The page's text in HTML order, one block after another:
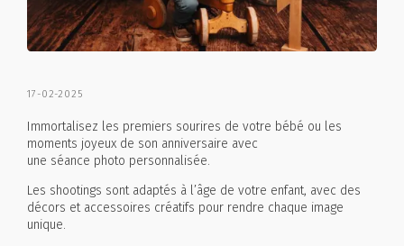
17-02-2025
Immortalisez les premiers sourires de votre bébé ou les
moments joyeux de son anniversaire avec
une séance photo personnalisée.
Les shootings sont adaptés à l’âge de votre enfant, avec des
décors et accessoires créatifs pour rendre chaque image
unique.